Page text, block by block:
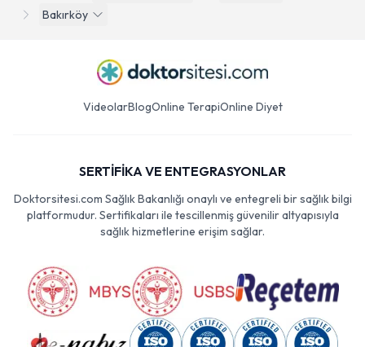
Bakırköy
VideolarBlogOnline TerapiOnline Diyet
SERTİFİKA VE ENTEGRASYONLAR
Doktorsitesi.com Sağlık Bakanlığı onaylı ve entegreli bir sağlık bilgi
platformudur. Sertifikaları ile tescillenmiş güvenilir altyapısıyla
sağlık hizmetlerine erişim sağlar.